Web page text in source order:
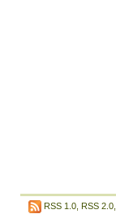
RSS 1.0 RSS 2.0